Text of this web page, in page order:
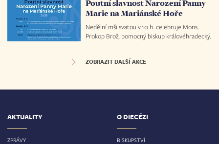
Poutní slavnost Narození Panny
Marie na Mariánské Hoře
Nedělní mši svatou v 10 h. celebruje Mons.
Prokop Brož, pomocný biskup královéhradecký.
ZOBRAZIT DALŠÍ AKCE
AKTUALITY
ZPRÁVY
O DIECÉZI
BISKUPSTVÍ